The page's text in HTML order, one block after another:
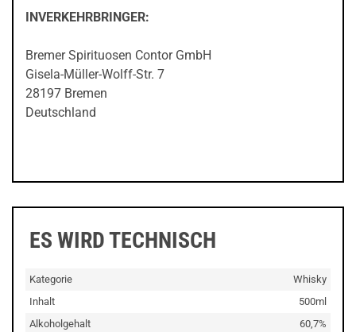
INVERKEHRBRINGER:
Bremer Spirituosen Contor GmbH
Gisela-Müller-Wolff-Str. 7
28197 Bremen
Deutschland
ES WIRD TECHNISCH
Kategorie
Whisky
Inhalt
500ml
Alkoholgehalt
60,7%